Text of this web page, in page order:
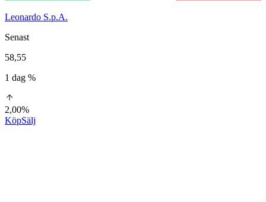
Leonardo S.p.A.
Senast
58,55
1 dag %
2,00%
KöpSälj